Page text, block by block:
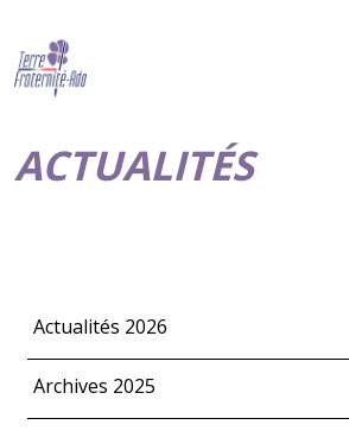
ACTUALITÉS
Actualités 2026
Archives 2025